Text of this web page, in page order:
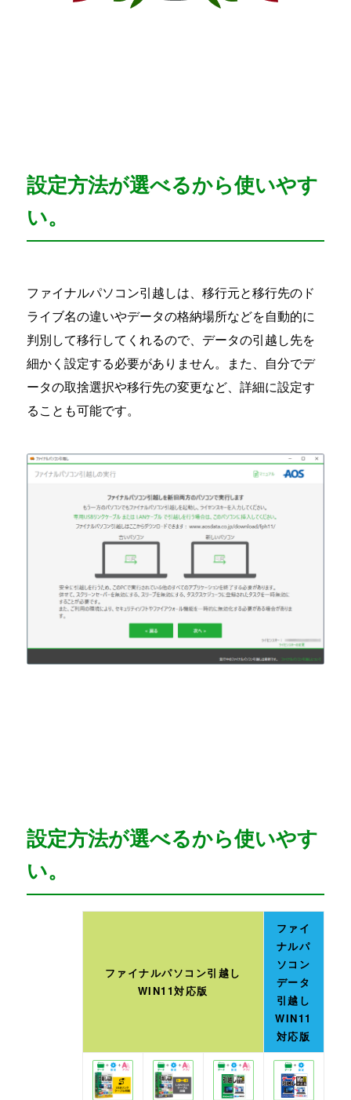
設定方法が選べるから使いやす
い。
ファイナルパソコン引越しは、移行元と移行先のド
ライブ名の違いやデータの格納場所などを自動的に
判別して移行してくれるので、データの引越し先を
細かく設定する必要がありません。また、自分でデ
ータの取捨選択や移行先の変更など、詳細に設定す
ることも可能です。
設定方法が選べるから使いやす
い。
ファイナルパソコン引越し
WIN11対応版
ファイ
ナルパ
ソコン
データ
引越し
WIN11
対応版